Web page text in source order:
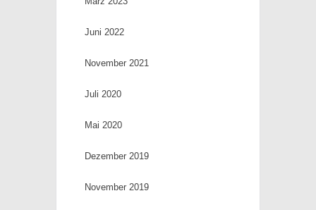
Juni 2022
November 2021
Juli 2020
Mai 2020
Dezember 2019
November 2019